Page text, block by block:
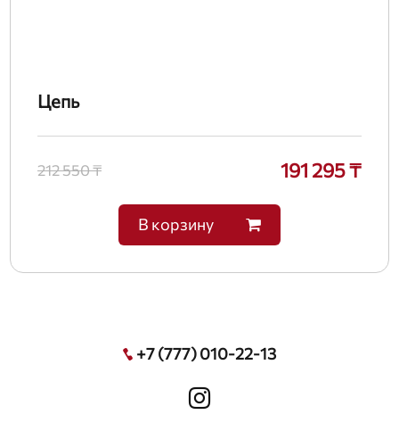
Цепь
212 550 ₸ 191 295 ₸
В корзину
+7 (777) 010-22-13